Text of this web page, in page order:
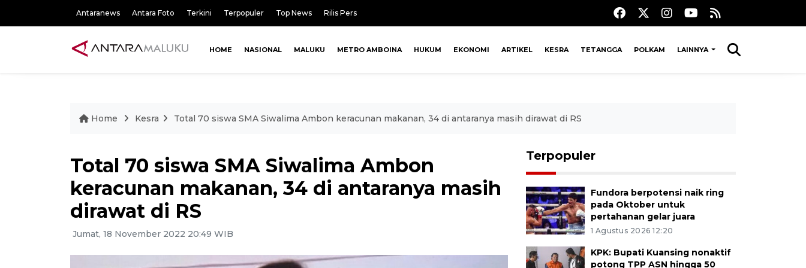
Antaranews Antara Foto Terkini Terpopuler Top News Rilis Pers
HOME NASIONAL MALUKU METRO AMBOINA HUKUM EKONOMI ARTIKEL KESRA TETANGGA POLKAM LAINNYA
Home Kesra Total 70 siswa SMA Siwalima Ambon keracunan makanan, 34 di antaranya masih dirawat di RS
Total 70 siswa SMA Siwalima Ambon
keracunan makanan, 34 di antaranya masih
dirawat di RS
Jumat, 18 November 2022 20:49 WIB
Terpopuler
Fundora berpotensi naik ring
pada Oktober untuk
pertahanan gelar juara
1 Agustus 2026 12:20
KPK: Bupati Kuansing nonaktif
potong TPP ASN hingga 50